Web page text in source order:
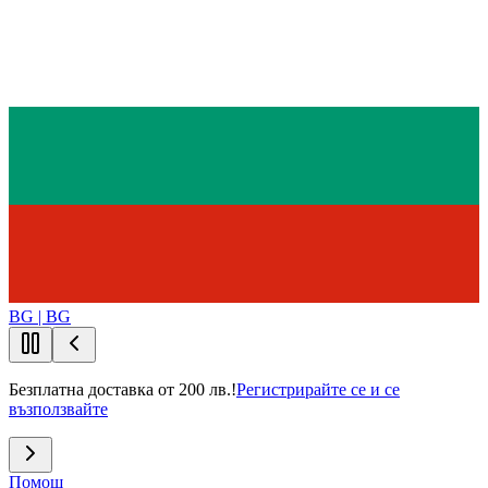
BG | BG
Безплатна доставка от 200 лв.!Регистрирайте се и се
възползвайте
Помощ